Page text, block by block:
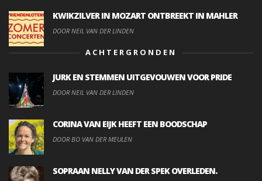
KWIKZILVER IN MOZART ONTBREEKT IN MAHLER
DOOR NEIL VAN DER LINDEN
ACHTERGRONDEN
JURK EN STEMMEN UITGEVOUWEN VOOR PRIDE
DOOR NEIL VAN DER LINDEN
CORINA VAN EIJK HEEFT EEN BOODSCHAP
DOOR BO VAN DER MEULEN
SOPRAAN NELLY VAN DER SPEK OVERLEDEN.